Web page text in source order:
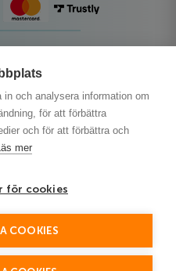
och analysera information om
för att förbättra
och för att förbättra och
mer
för cookies
COOKIES
and the Google
apply.